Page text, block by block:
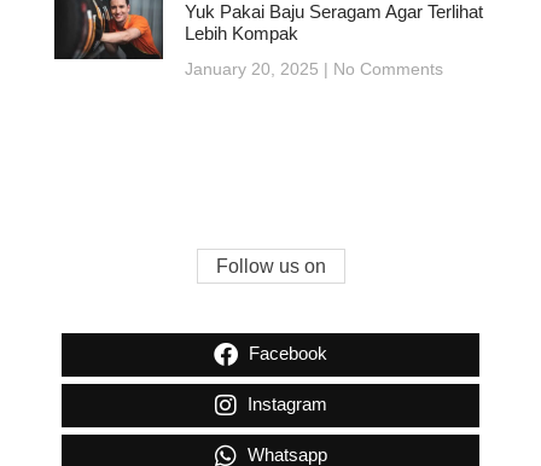
Yuk Pakai Baju Seragam Agar Terlihat
Lebih Kompak
January 20, 2025 No Comments
Follow us on
Facebook
Instagram
Whatsapp